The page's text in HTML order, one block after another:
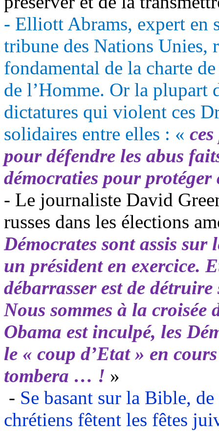
- Elliott Abrams, expert en
tribune des Nations Unies,
fondamental de la charte
de l’Homme. Or la plupart
dictatures qui violent ces
solidaires entre elles : «
pour défendre les abus
démocraties pour protéger
- Le journaliste David
russes dans les élections
Démocrates sont assis
un président en exercice.
débarrasser est de
Nous sommes à la croisée
Obama est inculpé, les
le « coup d’Etat » en
tombera … ! »
- Se basant sur la Bible,
chrétiens fêtent les fêtes